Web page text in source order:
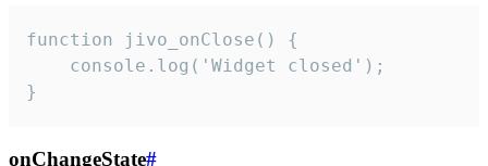
function jivo_onClose() {
    console.log('Widget closed');
}
onChangeState#